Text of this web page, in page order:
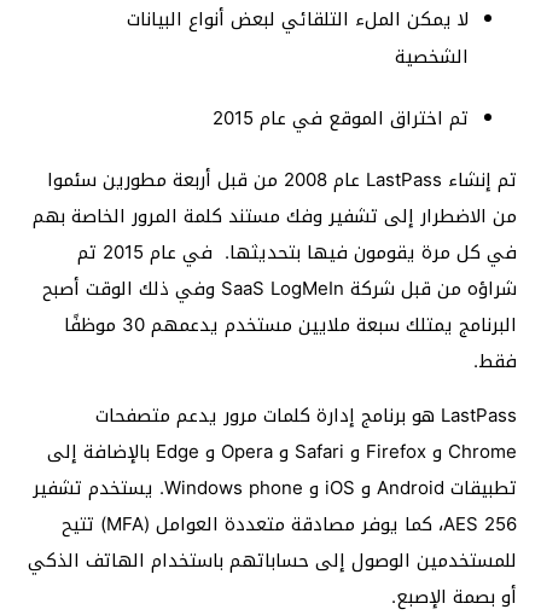
لا يمكن الملء التلقائي لبعض أنواع البيانات
الشخصية
تم اختراق الموقع في عام 2015
تم إنشاء LastPass عام 2008 من قبل أربعة مطورين سئموا
من الاضطرار إلى تشفير وفك مستند كلمة المرور الخاصة بهم
في كل مرة يقومون فيها بتحديثها. في عام 2015 تم
شراؤه من قبل شركة SaaS LogMeIn وفي ذلك الوقت أصبح
البرنامج يمتلك سبعة ملايين مستخدم يدعمهم 30 موظفًا
فقط.
LastPass هو برنامج إدارة كلمات مرور يدعم متصفحات
Chrome و Firefox و Safari و Opera و Edge بالإضافة إلى
تطبيقات Android و iOS و Windows phone. يستخدم تشفير
AES 256، كما يوفر مصادقة متعددة العوامل (MFA) تتيح
للمستخدمين الوصول إلى حساباتهم باستخدام الهاتف الذكي
أو بصمة الإصبع.